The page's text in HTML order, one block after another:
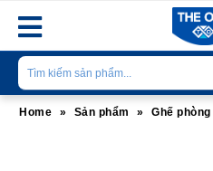
Home » Sản phẩm » Ghế